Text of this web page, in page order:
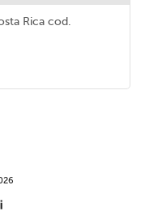
Rica cod.